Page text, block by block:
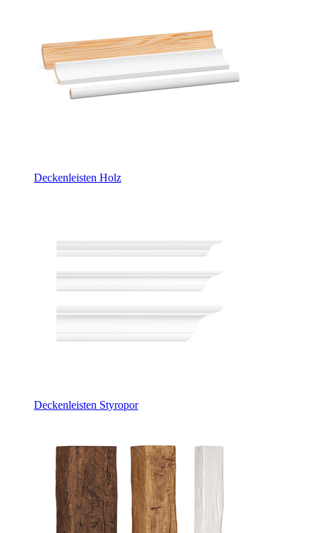
Deckenleisten Holz
Deckenleisten Styropor